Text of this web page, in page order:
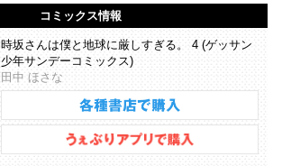
コミックス情報
時坂さんは僕と地球に厳しすぎる。 4 (ゲッサン
少年サンデーコミックス)
田中 ほさな